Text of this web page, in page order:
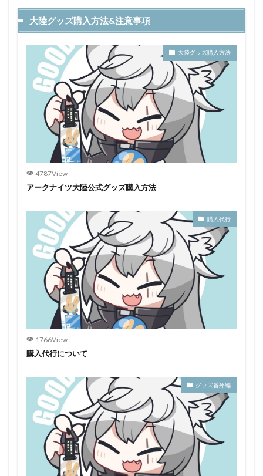
大陸グッズ購入方法&注意事項
大陸グッズ購入方法
4787View
アークナイツ大陸公式グッズ購入方法
購入代行
1766View
購入代行について
グッズ番外編